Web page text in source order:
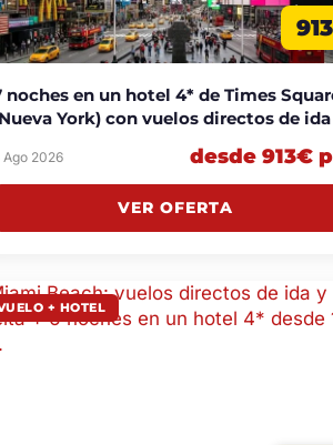
noches en un hotel 4* de Times
York) con vuelos directos de
Ago 2026 desde 913€
VER OFERTA
+ HOTEL